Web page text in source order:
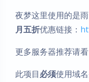
夜梦这里使用的是
月五折优惠链接：
更多服务器推荐请看
此项目必须使用域